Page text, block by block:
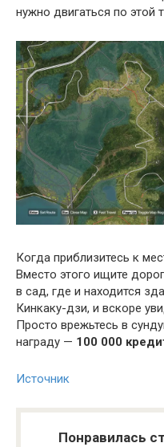
нужно двигаться по этой
Когда приблизитесь к
Вместо этого ищите
в сад, где и находится
Кинкаку-дзи, и вскоре
Просто врежьтесь в
награду — 100 000
Источник
Понравилась